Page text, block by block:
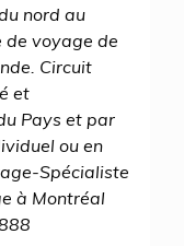
nord au
de voyage de
Circuit
et
Pays et par
ou en
Spécialiste
à Montréal